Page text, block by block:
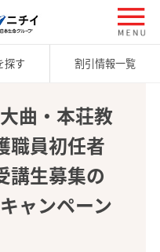
探す 割引情報一覧
曲・本荘教
職員初任者
講生募集の
ャンペーン